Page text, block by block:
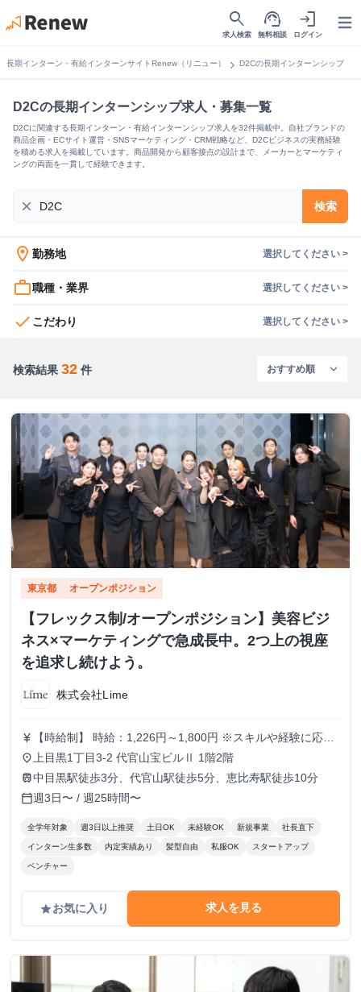
search
求人検索
support_agent
無料相談
login
ログイン
長期インターン・有給インターンサイトRenew（リニュー） chevron_right D2Cの長期インターンシップ
D2Cの長期インターンシップ求人・募集一覧
D2Cに関連する長期インターン・有給インターンシップ求人を32件掲載中。自社ブランドの
商品企画・ECサイト運営・SNSマーケティング・CRM戦略など、D2Cビジネスの実務経験
を積める求人を掲載しています。商品開発から顧客接点の設計まで、メーカーとマーケティ
ングの両面を一貫して経験できます。
close 検索
location_on 勤務地 選択してください >
work_outline職種・業界 選択してください >
check こだわり 選択してください >
検索結果 32 件
東京都 オープンポジション
【フレックス制/オープンポジション】美容ビジ
ネス×マーケティングで急成長中。2つ上の視座
を追求し続けよう。
株式会社Lime
currency_yen
【時給制】 時給：1,226円～1,800円 ※スキルや経験に応じ
て昇給します。 【月給制】 尚、フルコミットできる方は月
給制もご用意しております。 月給: 230,000円〜 ※毎月行う
評価面談により毎月昇給の可能性あり ※年間の昇給平均額
80,000円 <モデル月収> 260,000円 /入社6ヶ月 330,000
円 /入社1年 400,000円 /入社1年半 500,000円 /入社2年
place 上目黒1丁目3-2 代官山宝ビルⅡ 1階2階
train中目黒駅徒歩3分、代官山駅徒歩5分、恵比寿駅徒歩10分
calendar_today週3日〜 / 週25時間〜
全学年対象 週3日以上推奨 土日OK 未経験OK 新規事業 社長直下
インターン生多数 内定実績あり 髪型自由 私服OK スタートアップ
ベンチャー
gradeお気に入り 求人を見る